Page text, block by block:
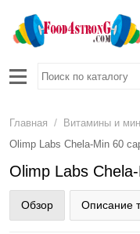
Главная / Витамины и
Olimp Labs Chela-Min 60
Olimp Labs
Обзор Описание